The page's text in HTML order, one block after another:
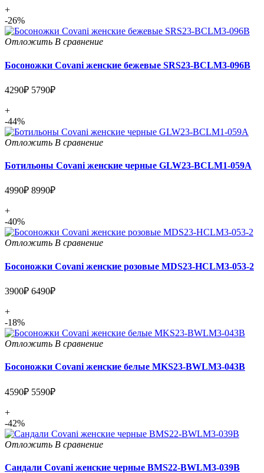
+
-26%
Отложить В сравнение
Босоножки Covani женские бежевые SRS23-BCLM3-096B
4290₽ 5790₽
+
-44%
Отложить В сравнение
Ботильоны Covani женские черные GLW23-BCLM1-059A
4990₽ 8990₽
+
-40%
Отложить В сравнение
Босоножки Covani женские розовые MDS23-HCLM3-053-2
3900₽ 6490₽
+
-18%
Отложить В сравнение
Босоножки Covani женские белые MKS23-BWLM3-043B
4590₽ 5590₽
+
-42%
Отложить В сравнение
Сандали Covani женские черные BMS22-BWLM3-039B